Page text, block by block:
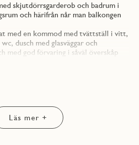
skjutdörrsgarderob och badrum i
och härifrån når man balkongen
med en kommod med tvättställ i vitt,
dusch med glasväggar och
god förvaring i såväl överskåp
personliga prägel i sin bostad.
Fina parker, härliga natur- och
i närheten. Runt knuten erbjuds
Läs mer +